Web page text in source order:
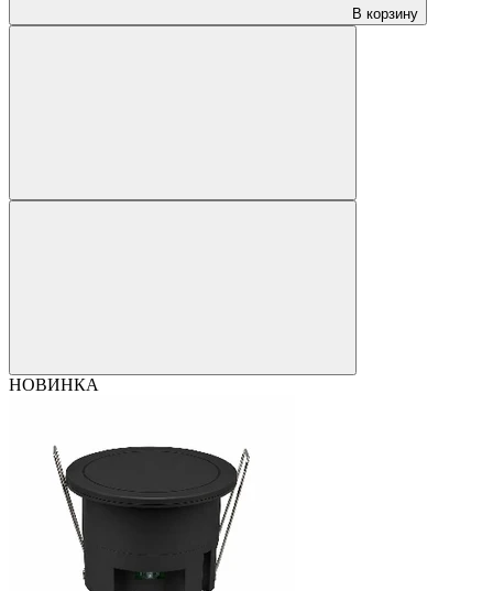
В корзину
НОВИНКА